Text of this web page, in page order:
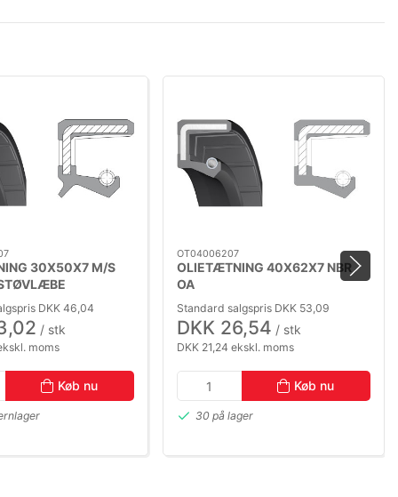
30X50X7 M/S
DKK 46,04
/ stk
moms
Køb nu
OT04006207
OLIETÆTNING 40X62X7 NBR
OA
Standard salgspris DKK 53,09
DKK 26,54 / stk
DKK 21,24 ekskl. moms
Køb nu
30 på lager